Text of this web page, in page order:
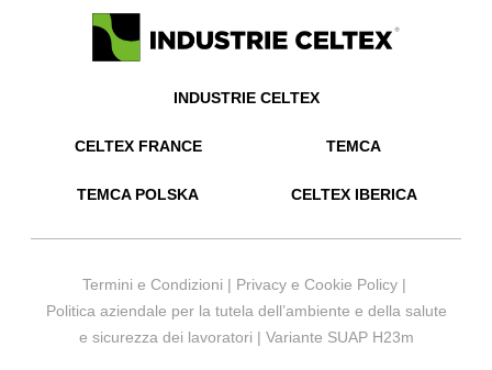
INDUSTRIE CELTEX
CELTEX FRANCE TEMCA
TEMCA POLSKA CELTEX IBERICA
Termini e Condizioni | Privacy e Cookie Policy|
Politica aziendale per la tutela dell’ambiente e della salute
e sicurezza dei lavoratori | Variante SUAP H23m